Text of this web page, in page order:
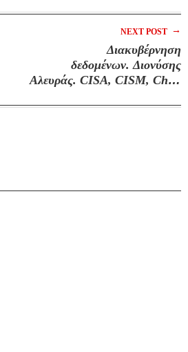
NEXT POST →
Διακυβέρνηση
δεδομένων. Διονύσης
Αλευράς. CISA, CISM, Chief
Senior Manager, Digital Services